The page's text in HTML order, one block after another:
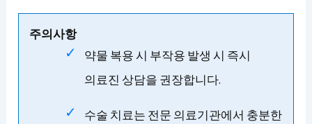
주의사항
약물 복용 시 부작용 발생 시 즉시
의료진 상담을 권장합니다.
수술 치료는 전문 의료기관에서 충분한